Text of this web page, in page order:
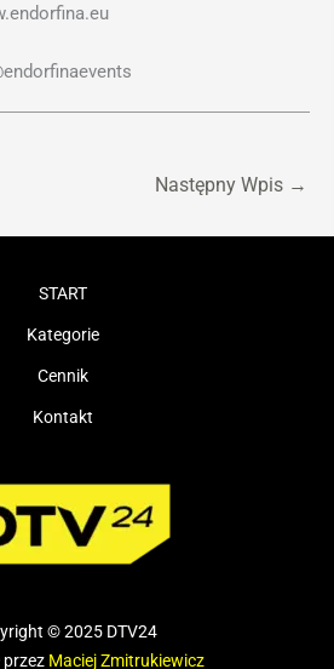
Następny Wpis →
START
Kategorie
Cennik
Kontakt
© 2025 DTV24
przez Maciej Zmitrukiewicz